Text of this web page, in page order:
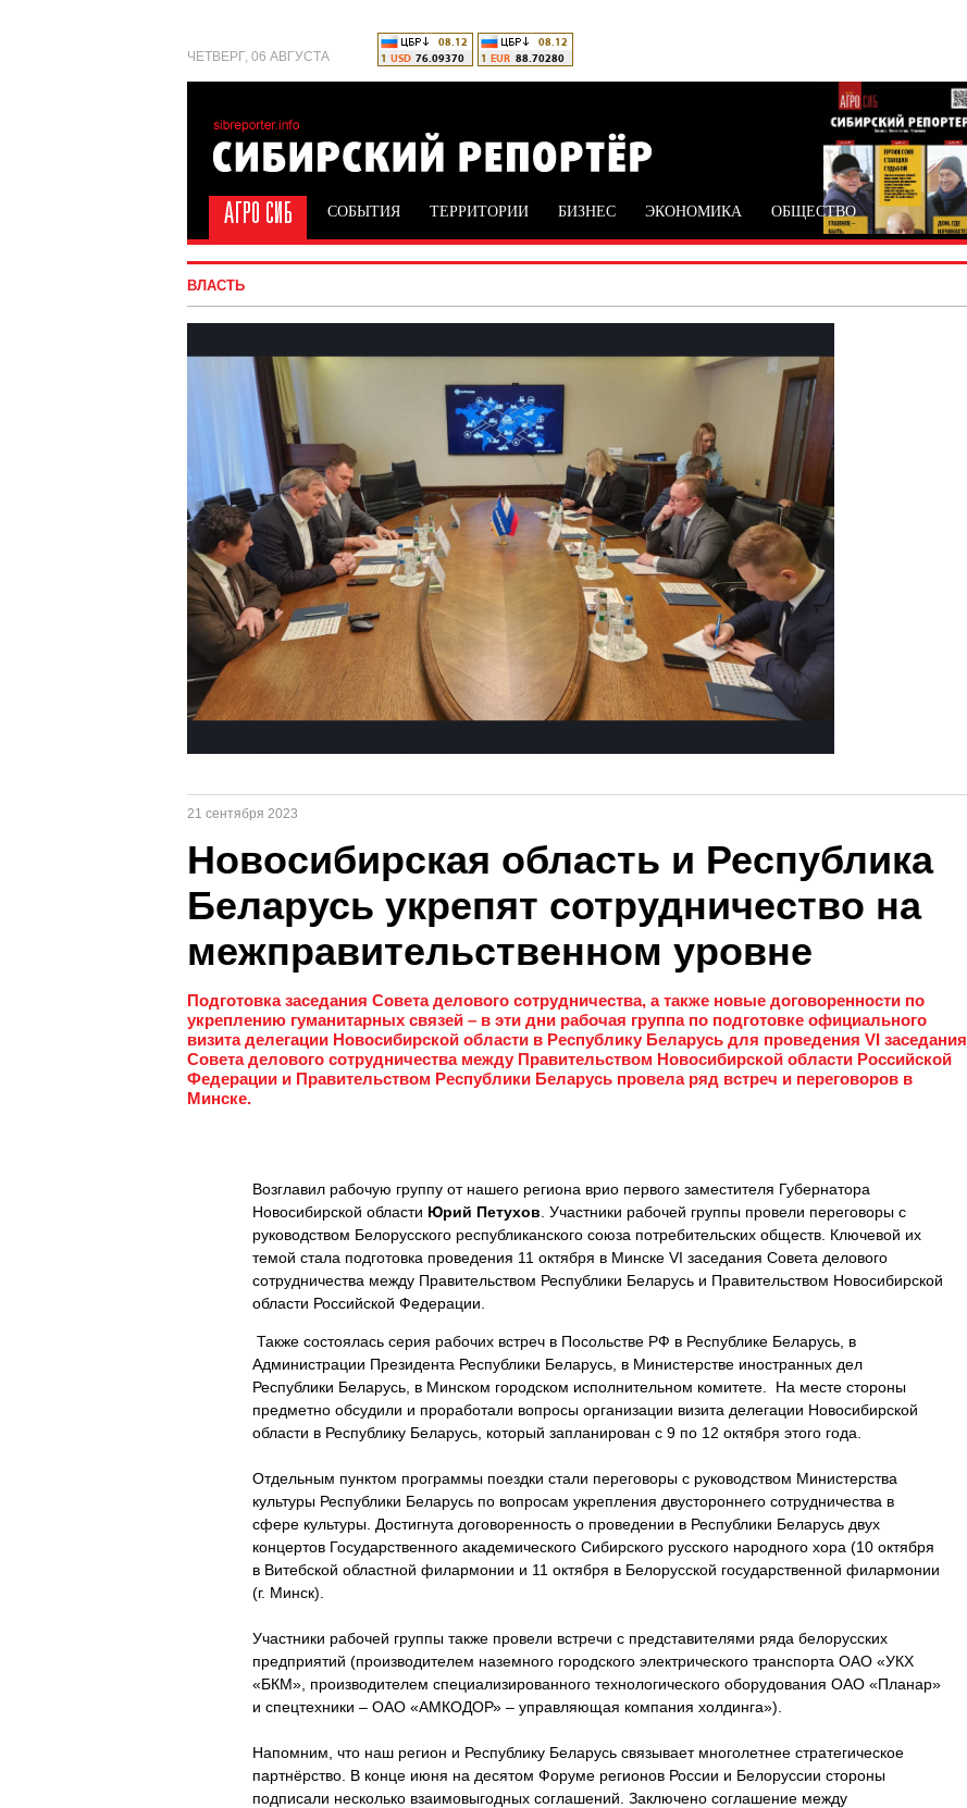
ЧЕТВЕРГ, 06 АВГУСТА
СОБЫТИЯ ТЕРРИТОРИИ БИЗНЕС ЭКОНОМИКА ОБЩЕСТВО
ВЛАСТЬ
21 сентября 2023
Новосибирская область и Республика
Беларусь укрепят сотрудничество на
межправительственном уровне
Подготовка заседания Совета делового сотрудничества, а также новые договоренности по
укреплению гуманитарных связей – в эти дни рабочая группа по подготовке официального
визита делегации Новосибирской области в Республику Беларусь для проведения VI заседания
Совета делового сотрудничества между Правительством Новосибирской области Российской
Федерации и Правительством Республики Беларусь провела ряд встреч и переговоров в
Минске.
Возглавил рабочую группу от нашего региона врио первого заместителя Губернатора
Новосибирской области Юрий Петухов . Участники рабочей группы провели переговоры с
руководством Белорусского республиканского союза потребительских обществ. Ключевой их
темой стала подготовка проведения 11 октября в Минске VI заседания Совета делового
сотрудничества между Правительством Республики Беларусь и Правительством Новосибирской
области Российской Федерации.
Также состоялась серия рабочих встреч в Посольстве РФ в Республике Беларусь, в
Администрации Президента Республики Беларусь, в Министерстве иностранных дел
Республики Беларусь, в Минском городском исполнительном комитете. На месте стороны
предметно обсудили и проработали вопросы организации визита делегации Новосибирской
области в Республику Беларусь, который запланирован с 9 по 12 октября этого года.
Отдельным пунктом программы поездки стали переговоры с руководством Министерства
культуры Республики Беларусь по вопросам укрепления двустороннего сотрудничества в
сфере культуры. Достигнута договоренность о проведении в Республики Беларусь двух
концертов Государственного академического Сибирского русского народного хора (10 октября
в Витебской областной филармонии и 11 октября в Белорусской государственной филармонии
(г. Минск).
Участники рабочей группы также провели встречи с представителями ряда белорусских
предприятий (производителем наземного городского электрического транспорта ОАО «УКХ
«БКМ», производителем специализированного технологического оборудования ОАО «Планар»
и спецтехники – ОАО «АМКОДОР» – управляющая компания холдинга»).
Напомним, что наш регион и Республику Беларусь связывает многолетнее стратегическое
партнёрство. В конце июня на десятом Форуме регионов России и Белоруссии стороны
подписали несколько взаимовыгодных соглашений. Заключено соглашение между